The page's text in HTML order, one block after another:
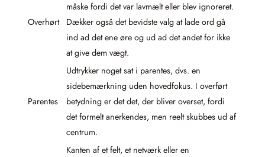
Overhørt
måske fordi det var lavmælt eller blev ignoreret.
Dækker også det bevidste valg at lade ord gå
ind ad det ene øre og ud ad det andet for ikke
at give dem vægt.
Parentes
Udtrykker noget sat i parentes, dvs. en
sidebemærkning uden hovedfokus. I overført
betydning er det det, der bliver overset, fordi
det formelt anerkendes, men reelt skubbes ud af
centrum.
Kanten af et felt, et netværk eller en